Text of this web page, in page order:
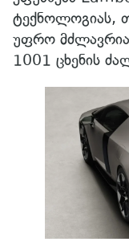
ტექნოლოგიას,
უფრო
1001 ცხენის